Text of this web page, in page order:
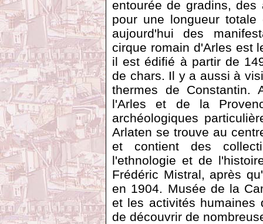
entourée de gradins,
pour une longueur
aujourd'hui des
cirque romain d'Arles est
il est édifié à partir de
de chars. Il y a aussi à
thermes de Constantin.
l'Arles et de la
archéologiques
Arlaten se trouve au
et contient des
l'ethnologie et de
Frédéric Mistral, après
en 1904. Musée de la
et les activités humaines
de découvrir de